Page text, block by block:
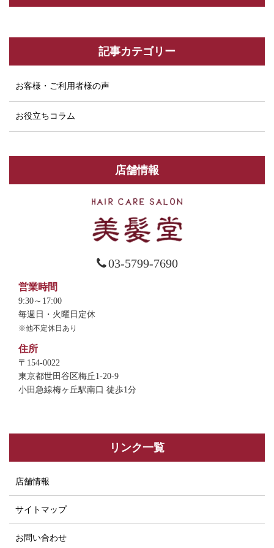
記事カテゴリー
お客様・ご利用者様の声
お役立ちコラム
店舗情報
03-5799-7690
営業時間
9:30～17:00
毎週日・火曜日定休
※他不定休日あり
住所
〒154-0022
東京都世田谷区梅丘1-20-9
小田急線梅ヶ丘駅南口 徒歩1分
リンク一覧
店舗情報
サイトマップ
お問い合わせ